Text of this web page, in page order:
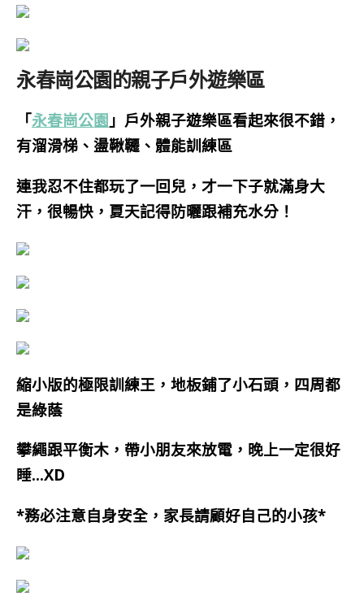
永春崗公園的親子戶外遊樂區
「永春崗公園 」戶外親子遊樂區看起來很不錯，
有溜滑梯、盪鞦韆、體能訓練區
連我忍不住都玩了一回兒，才一下子就滿身大
汗，很暢快，夏天記得防曬跟補充水分！
縮小版的極限訓練王，地板鋪了小石頭，四周都
是綠蔭
攀繩跟平衡木，帶小朋友來放電，晚上一定很好
睡…XD
*務必注意自身安全，家長請顧好自己的小孩*